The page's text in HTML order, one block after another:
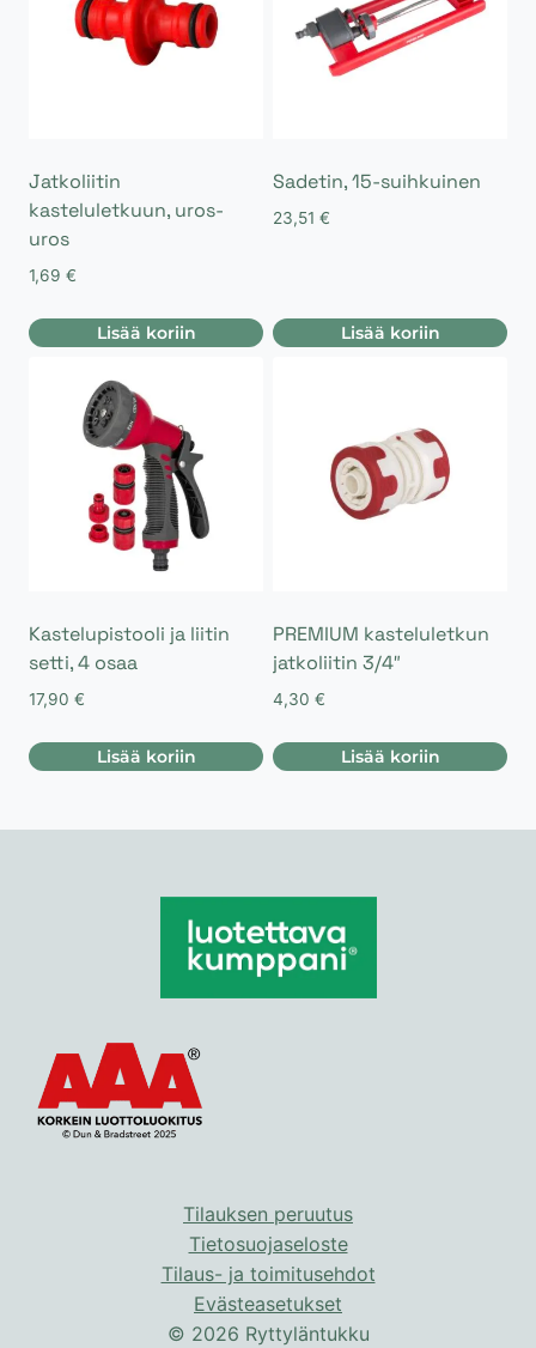
Jatkoliitin
kasteluletkuun, uros-
uros
1,69 €
Lisää koriin
Sadetin, 15-suihkuinen
23,51 €
Lisää koriin
Kastelupistooli ja liitin
setti, 4 osaa
17,90 €
Lisää koriin
PREMIUM kasteluletkun
jatkoliitin 3/4″
4,30 €
Lisää koriin
Tilauksen peruutus
Tietosuojaseloste
Tilaus- ja toimitusehdot
Evästeasetukset
© 2026 Ryttyläntukku